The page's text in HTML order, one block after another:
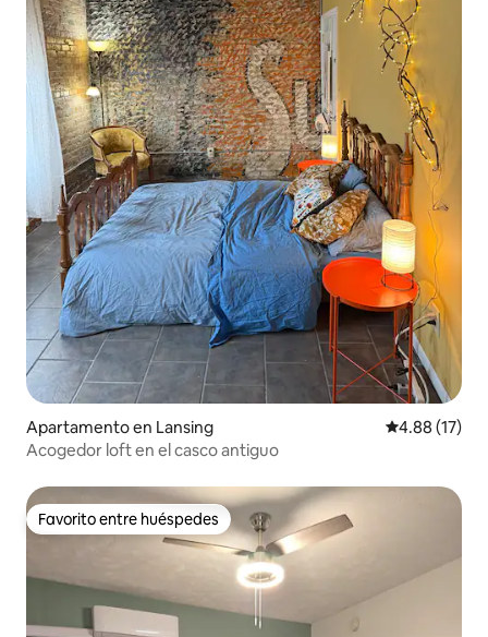
Apartamento en Lansing Calificación
4.88 (17)
Acogedor loft en el casco antiguo
Favorito entre huéspedes
Favorito entre huéspedes